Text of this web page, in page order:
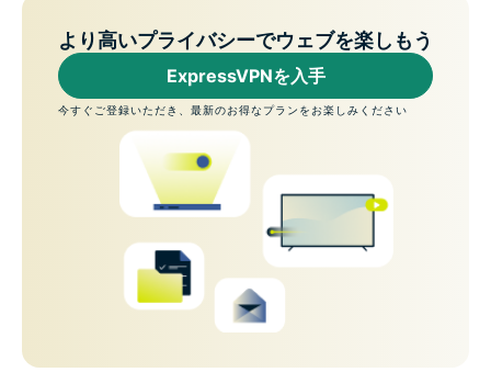
より高いプライバシーでウェブを楽しもう
ExpressVPNを入手
今すぐご登録いただき、最新のお得なプランをお楽しみください